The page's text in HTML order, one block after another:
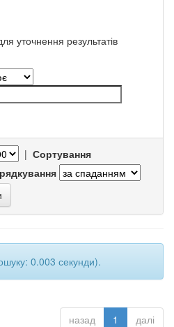
уточнення результатів
| Сортування
0.003 секунди).
назад 1 далі